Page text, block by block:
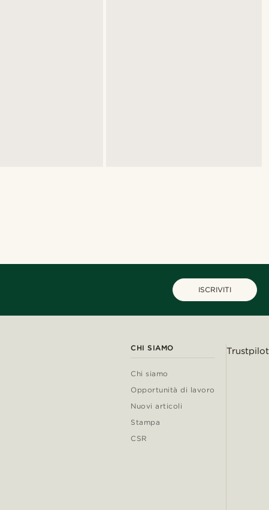
ISCRIVITI
CHI SIAMO
Chi siamo
Opportunità di lavoro
Nuovi articoli
Stampa
CSR
Trustpilot